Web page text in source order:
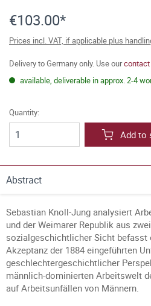
€103.00*
Prices incl. VAT, if applicable plus
Delivery to Germany only. Use our
available, deliverable in approx. 2-4
Quantity:
Add to
Abstract
Sebastian Knoll-Jung analysiert
und der Weimarer Republik aus
sozialgeschichtlicher Sicht befasst
Akzeptanz der 1884 eingeführten
geschlechtergeschichtlicher
männlich-dominierten Arbeitswelt
auf Arbeitsunfällen von Männern.